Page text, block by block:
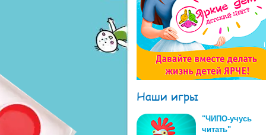
Наши игры
"ЧИПО-учусь
читать"